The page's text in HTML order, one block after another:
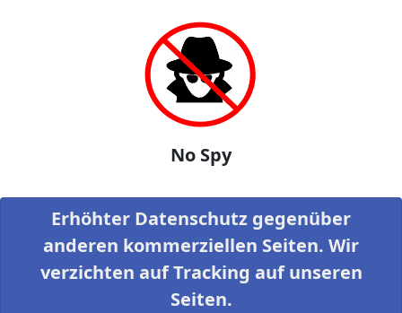
No Spy
Erhöhter Datenschutz gegenüber
anderen kommerziellen Seiten. Wir
verzichten auf Tracking auf unseren
Seiten.